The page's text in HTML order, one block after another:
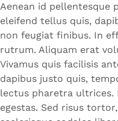
Aenean id pellentesque
eleifend tellus quis,
non feugiat finibus. In
rutrum. Aliquam erat
Vivamus quis facilisis
dapibus justo quis,
lectus pharetra ultrices.
egestas. Sed risus